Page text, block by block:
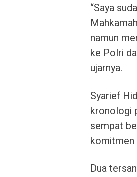
“Saya
namun
ke Polri
ujarnya.
Syarief
kronologi
sempat
komitmen
Dua